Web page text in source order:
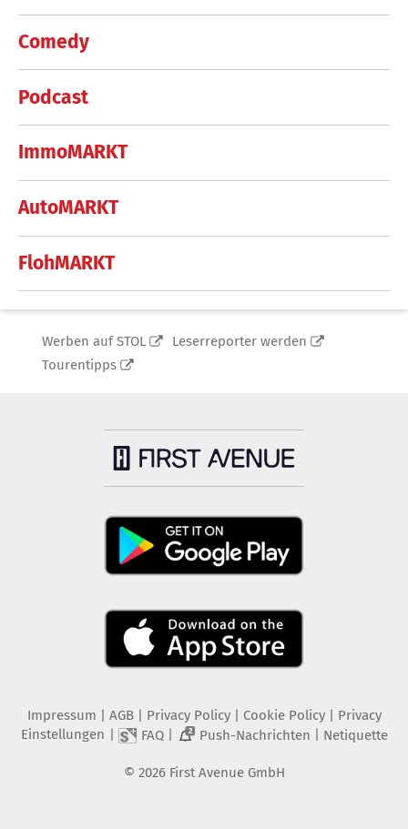
Comedy
Podcast
ImmoMARKT
AutoMARKT
FlohMARKT
Werben auf STOL
Leserreporter werden
Tourentipps
Impressum AGB Privacy Policy| Cookie Policy| Privacy
Einstellungen
FAQ| 2 Push-Nachrichten Netiquette
© 2026 First Avenue GmbH